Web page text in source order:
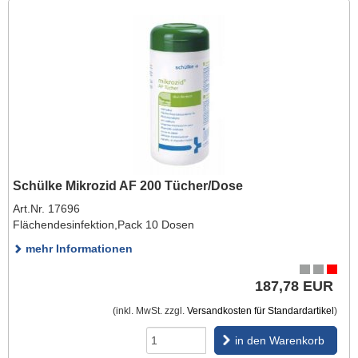
Schülke Mikrozid AF 200 Tücher/Dose
Art.Nr. 17696
Flächendesinfektion,Pack 10 Dosen
mehr Informationen
187,78 EUR
(inkl. MwSt. zzgl. Versandkosten für Standardartikel )
in den Warenkorb